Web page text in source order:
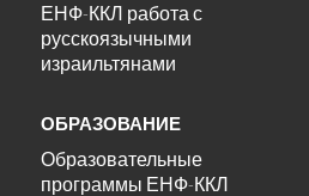
ЕНФ-ККЛ работа с
русскоязычными
израильтянами
ОБРАЗОВАНИЕ
Образовательные
программы ЕНФ-ККЛ